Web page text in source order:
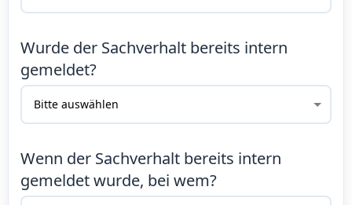
Wurde der Sachverhalt bereits intern
gemeldet?
Wenn der Sachverhalt bereits intern
gemeldet wurde, bei wem?